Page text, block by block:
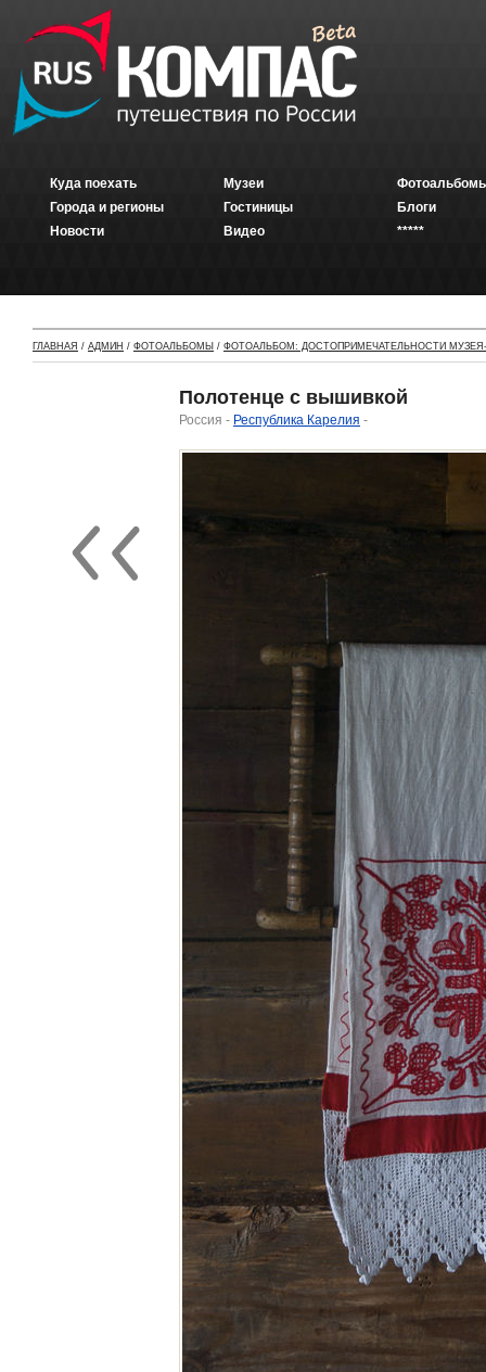
Куда поехать
Города и регионы
Новости
Музеи
Гостиницы
Видео
Блоги
*****
ГЛАВНАЯ / АДМИН / ФОТОАЛЬБОМЫ / ФОТОАЛЬБОМ: ДОСТОПРИМЕЧАТЕЛЬНОСТИ
Полотенце с вышивкой
Россия - Республика Карелия -